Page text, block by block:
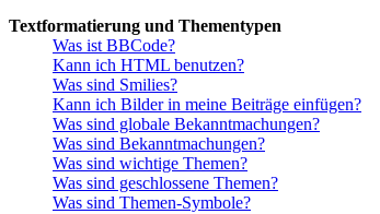
Textformatierung und Thementypen
Was ist BBCode?
Kann ich HTML benutzen?
Was sind Smilies?
Kann ich Bilder in meine Beiträge einfügen?
Was sind globale Bekanntmachungen?
Was sind Bekanntmachungen?
Was sind wichtige Themen?
Was sind geschlossene Themen?
Was sind Themen-Symbole?